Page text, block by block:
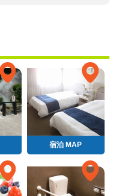
宿泊 MAP